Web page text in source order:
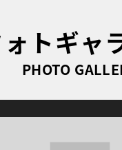
トギャ
PHOTO